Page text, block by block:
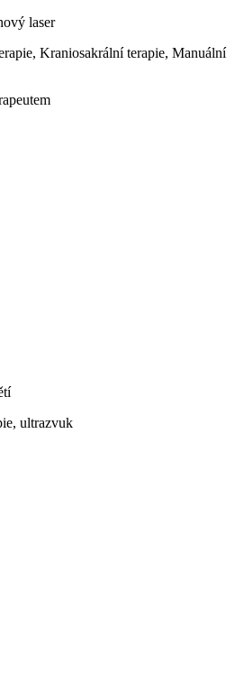
laser
Kraniosakrální terapie, Manuální
ultrazvuk